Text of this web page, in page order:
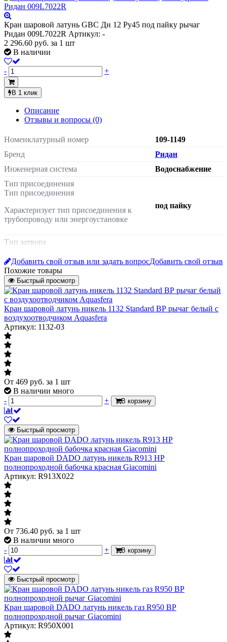
Кран шаровой латунь GBC Дн 12 Ру45 под пайку рычаг
Ридан 009L7022R Артикул: -
2 296.60 руб. за 1 шт
В наличии
- +
В 1 клик
Описание
Отзывы и вопросы (0)
Номенклатурный номер
109-1149
Бренд
Ридан
Инженерная система
Водоснабжение
Тип присоединения
Тип присоединения
Характеризует тип присоединения к
трубопроводу или энергоустановке
под пайку
Тип затвора
Характеризует способ управления и тип
органа управления крана
рычаг
Тип прохода
Тип прохода
Характеризует отношение размера
отверстия шара к размеру
присоединяемого трубопровода
Материал
Газ
Газ
Указывается для тех кранов которые
имеют разрешение на установку на
газопроводах
Модель
Модель
Указывает модель как в паспорте
производителя либо типовая фигура
GBC
Масса нетто
Страна происхождения
Наружный диаметр
Давление
Давление
Характеризует максимальное
допустимое давление при котором
обеспечивается указанная в паспорте
герметичность и срок эксплуатации
Артикул
Добавить свой отзыв или задать вопросДобавить свой отзыв
Похожие товары
Быстрый просмотр
Кран шаровой латунь никель 1132 Standard ВР рычаг белый с
воздухоотводчиком Aquasfera
Артикул: 1132-03
От 469 руб. за 1 шт
В наличии много
-
+ В корзину
Быстрый просмотр
Кран шаровой DADO латунь никель R913 НР
полнопроходной бабочка красная Giacomini
Артикул: R913X022
От 736.40 руб. за 1 шт
В наличии много
-
+ В корзину
Быстрый просмотр
Кран шаровой DADO латунь никель газ R950 ВР
полнопроходной рычаг Giacomini
Артикул: R950X001